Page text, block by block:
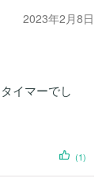
2023年2月8日
イマーでし
(1)